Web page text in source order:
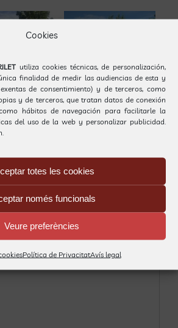
Cookies
utiliza cookies técnicas, de personalización,
finalidad de medir las audiencias de esta y
de consentimiento) y de terceros, como
y de terceros, que tratan datos de conexión
hábitos de navegación para facilitarle la
del uso de la web y personalizar publicidad.
totes les cookies
només funcionals
Veure preferències
Política de PrivacitatAvís legal